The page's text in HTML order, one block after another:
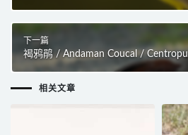
下一篇
褐鸦鹃 / Andaman Coucal /
相关文章